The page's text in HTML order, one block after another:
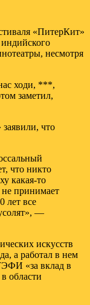
«ПитерКит»
несмотря
ходи, ***,
заметил,
что
что никто
какая-то
принимает
лет все
—
искусств
а работал в нем
«за вклад в
области